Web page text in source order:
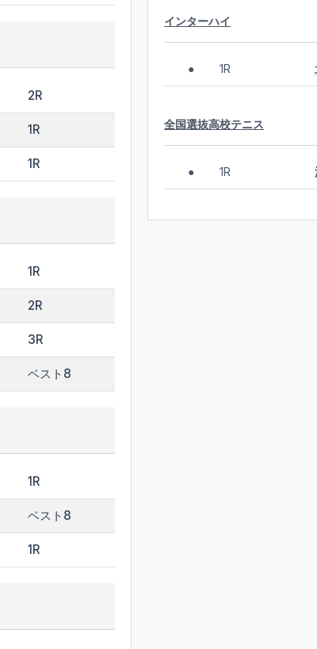
2R
1R
1R
1R
2R
3R
ベスト8
1R
ベスト8
1R
インターハイ
● 1R
全国選抜高校テニス
● 1R